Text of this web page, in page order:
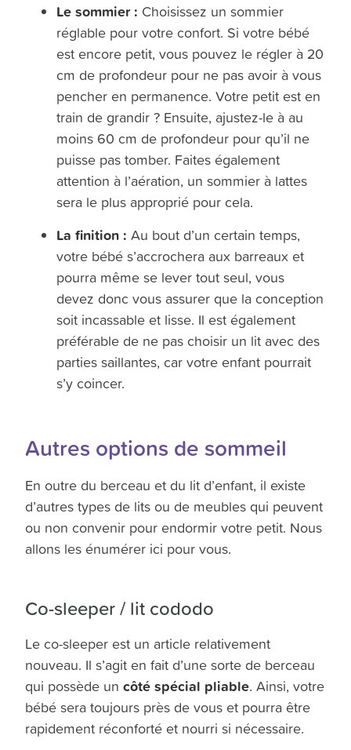
Le sommier : Choisissez un sommier
réglable pour votre confort. Si votre bébé
est encore petit, vous pouvez le régler à 20
cm de profondeur pour ne pas avoir à vous
pencher en permanence. Votre petit est en
train de grandir ? Ensuite, ajustez-le à au
moins 60 cm de profondeur pour qu’il ne
puisse pas tomber. Faites également
attention à l’aération, un sommier à lattes
sera le plus approprié pour cela.
La finition : Au bout d’un certain temps,
votre bébé s’accrochera aux barreaux et
pourra même se lever tout seul, vous
devez donc vous assurer que la conception
soit incassable et lisse. Il est également
préférable de ne pas choisir un lit avec des
parties saillantes, car votre enfant pourrait
s’y coincer.
Autres options de sommeil
En outre du berceau et du lit d’enfant, il existe
d’autres types de lits ou de meubles qui peuvent
ou non convenir pour endormir votre petit. Nous
allons les énumérer ici pour vous.
Co-sleeper / lit cododo
Le co-sleeper est un article relativement
nouveau. Il s’agit en fait d’une sorte de berceau
qui possède uncôté spécial pliable. Ainsi, votre
bébé sera toujours près de vous et pourra être
rapidement réconforté et nourri si nécessaire.